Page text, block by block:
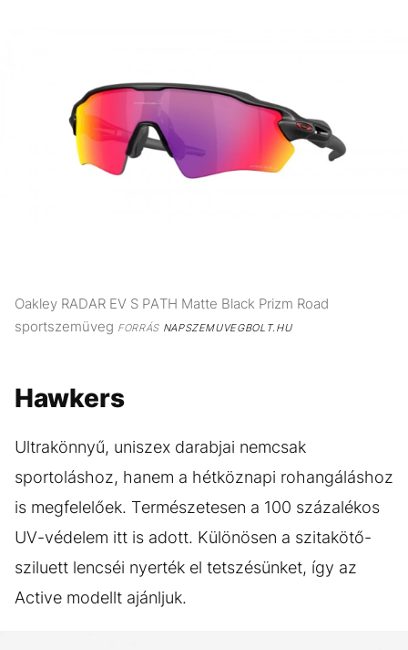
Oakley RADAR EV S PATH Matte Black Prizm Road
sportszemüveg FORRÁSNAPSZEMUVEGBOLT.HU
Hawkers
Ultrakönnyű, uniszex darabjai nemcsak
sportoláshoz, hanem a hétköznapi rohangáláshoz
is megfelelőek. Természetesen a 100 százalékos
UV-védelem itt is adott. Különösen a szitakötő-
sziluett lencséi nyerték el tetszésünket, így az
Active modellt ajánljuk.